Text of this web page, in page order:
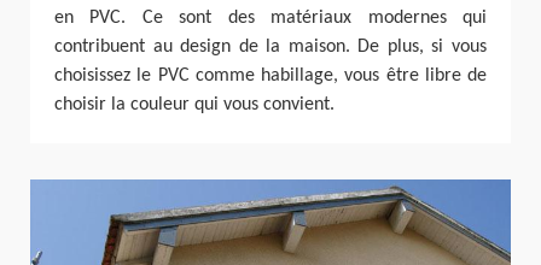
en PVC. Ce sont des matériaux modernes qui
contribuent au design de la maison. De plus, si vous
choisissez le PVC comme habillage, vous être libre de
choisir la couleur qui vous convient.